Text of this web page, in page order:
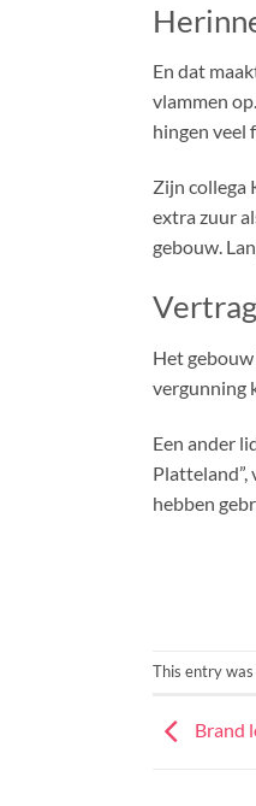
En dat
vlammen
hingen veel
Zijn collega
extra zuur
gebouw.
Het
vergunning
Een ander
Platteland”,
hebben
This entry
Brand